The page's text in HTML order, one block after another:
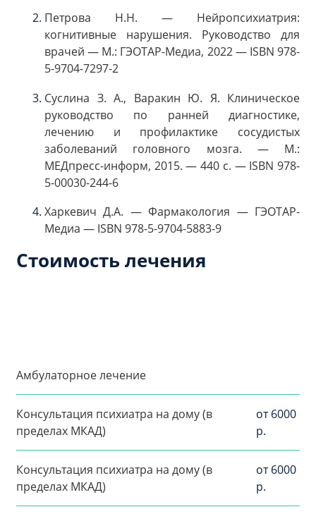
Петрова Н.Н. — Нейропсихиатрия:
когнитивные нарушения. Руководство для
врачей — М.: ГЭОТАР-Медиа, 2022 — ISBN 978-
5-9704-7297-2
Суслина З. А., Варакин Ю. Я. Клиническое
руководство по ранней диагностике,
лечению и профилактике сосудистых
заболеваний головного мозга. — М.:
МЕДпресс-информ, 2015. — 440 с. — ISBN 978-
5-00030-244-6
Харкевич Д.А. — Фармакология — ГЭОТАР-
Медиа — ISBN 978-5-9704-5883-9
Стоимость лечения
Амбулаторное лечение
Консультация психиатра на дому (в
пределах МКАД)
от 6000
р.
Консультация психиатра на дому (в
пределах МКАД)
от 6000
р.